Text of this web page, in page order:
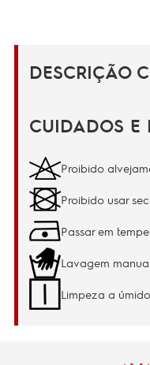
DESCRIÇÃO
CUIDADOS E
Proibido
Proibido usar
Passar em
Lavagem
Limpeza a